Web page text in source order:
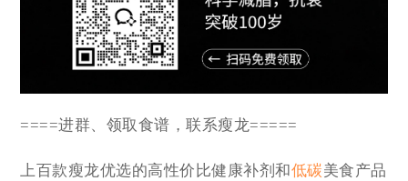
====进群、领取食谱，联系瘦龙=====
上百款瘦龙优选的高性价比健康补剂和低碳美食产品